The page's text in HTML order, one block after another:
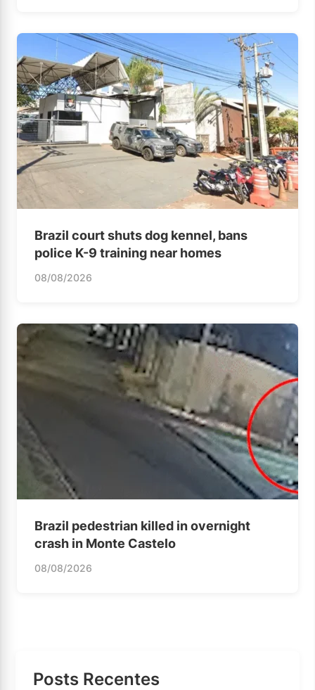
Brazil court shuts dog kennel, bans
police K-9 training near homes
08/08/2026
Brazil pedestrian killed in overnight
crash in Monte Castelo
08/08/2026
Posts Recentes